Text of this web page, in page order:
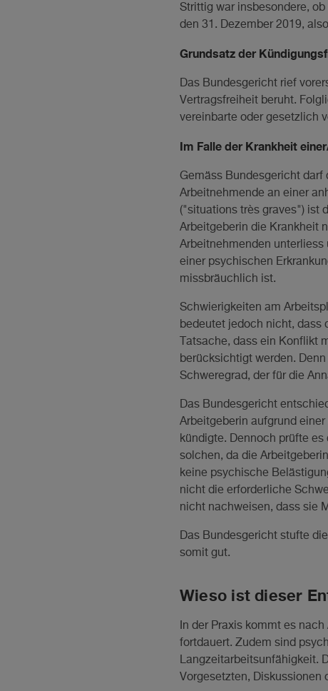
Strittig war insbesondere,
den 31. Dezember 2019,
Grundsatz der
Das Bundesgericht rief
Vertragsfreiheit beruht.
vereinbarte oder gesetzlich
Im Falle der Krankheit
Gemäss Bundesgericht darf
Arbeitnehmende an einer
("situations très graves") ist
Arbeitgeberin die Krankheit
Arbeitnehmenden unterliess
einer psychischen
missbräuchlich ist.
Schwierigkeiten am
bedeutet jedoch nicht, dass
Tatsache, dass ein Konflikt
berücksichtigt werden.
Schweregrad, der für die
Das Bundesgericht
Arbeitgeberin aufgrund
kündigte. Dennoch prüfte
solchen, da die
keine psychische
nicht die erforderliche
nicht nachweisen, dass sie
Das Bundesgericht stufte
somit gut.
Wieso ist dieser
In der Praxis kommt es
fortdauert. Zudem sind
Langzeitarbeitsunfähigkeit.
Vorgesetzten, Diskussionen